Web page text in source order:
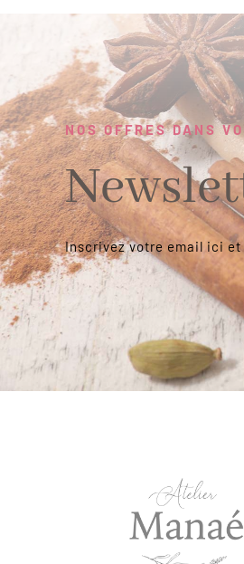
NOS OFFRES DANS
Inscrivez votre email ici et